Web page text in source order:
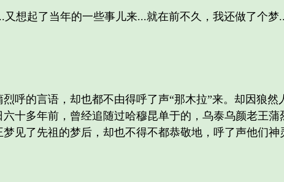
起了当年的一些事儿来...就在前不久，我还做了个梦
的言语，却也都不由得呼了声“那木拉”来。却因狼然
十多年前，曾经追随过哈穆昆单于的，乌泰乌颜老王蒲
见了先祖的梦后，却也不得不都恭敬地，呼了声他们神